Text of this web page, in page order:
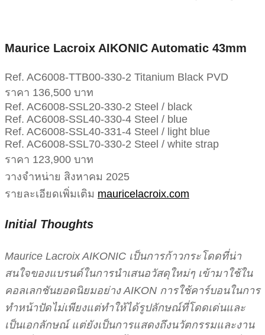
Maurice Lacroix AIKONIC Automatic 43mm
Ref. AC6008-TTB00-330-2 Titanium Black PVD
ราคา 136,500 บาท
Ref. AC6008-SSL20-330-2 Steel / black
Ref. AC6008-SSL40-330-4 Steel / blue
Ref. AC6008-SSL40-331-4 Steel / light blue
Ref. AC6008-SSL70-330-2 Steel / white strap
ราคา 123,900 บาท
วางจำหน่าย สิงหาคม 2025
รายละเอียดเพิ่มเติม mauricelacroix.com
Initial Thoughts
Maurice Lacroix AIKONIC เป็นการก้าวกระโดดที่น่า
สนใจของแบรนด์ในการนำเสนอวัสดุใหม่ๆ เข้ามาใช้ใน
คอลเลกชันยอดนิยมอย่าง AIKON การใช้คาร์บอนในการ
ทำหน้าปัดไม่เพียงแต่ทำให้ได้รูปลักษณ์ที่โดดเด่นและ
เป็นเอกลักษณ์ แต่ยังเป็นการแสดงถึงนวัตกรรมและงาน